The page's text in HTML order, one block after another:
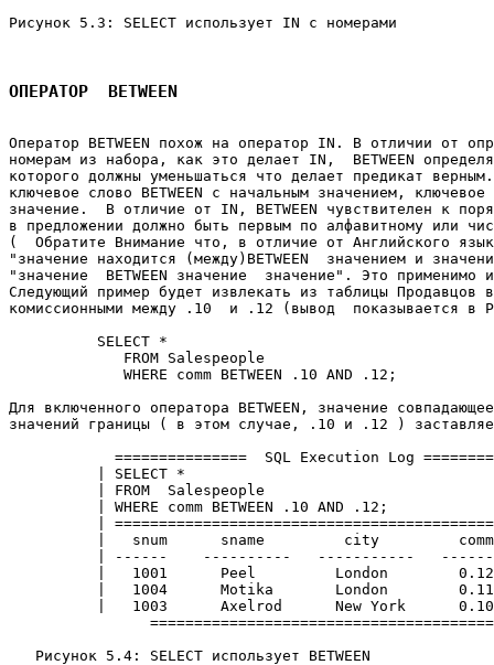
Рисунок 5.3: SELECT использует IN с номерами
ОПЕРАТОР  BETWEEN
Оператор BETWEEN похож на оператор IN. В отличии от
номерам из набора, как это делает IN,  BETWEEN
которого должны уменьшаться что делает предикат
ключевое слово BETWEEN с начальным значением,
значение.  В отличие от IN, BETWEEN чувствителен к
в предложении должно быть первым по алфавитному или
(  Обратите Внимание что, в отличие от Английского
"значение находится (между)BETWEEN  значением и
"значение  BETWEEN значение  значение". Это
Следующий пример будет извлекать из таблицы Продавцов
комиссионными между .10  и .12 (вывод  показывается
          SELECT *
             FROM Salespeople
             WHERE comm BETWEEN .10 AND .12;
Для включенного оператора BETWEEN, значение
значений границы ( в этом случае, .10 и .12 )
===============  SQL Execution Log
| SELECT *
| FROM  Salespeople
| WHERE comm BETWEEN .10 AND .12;
|
|   snum      sname         city
| ------    ----------   -----------
|   1001      Peel         London
|   1004      Motika       London
|   1003      Axelrod      New York
   Рисунок 5.4: SELECT использует BETWEEN